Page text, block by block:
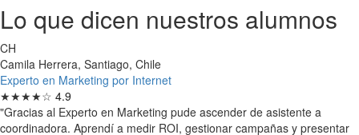
Lo que dicen nuestros alumnos
CH
Camila Herrera, Santiago, Chile
Experto en Marketing por Internet
★★★★☆ 4.9
"Gracias al Experto en Marketing pude ascender de asistente a
coordinadora. Aprendí a medir ROI, gestionar campañas y presentar